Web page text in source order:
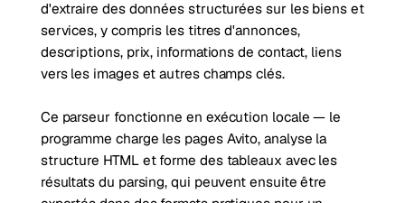
d'extraire des données structurées sur les biens et
services, y compris les titres d'annonces,
descriptions, prix, informations de contact, liens
vers les images et autres champs clés.
Ce parseur fonctionne en exécution locale — le
programme charge les pages Avito, analyse la
structure HTML et forme des tableaux avec les
résultats du parsing, qui peuvent ensuite être